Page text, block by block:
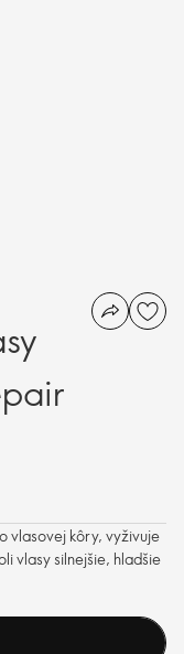
vlasovej kôry, vyživuje
vlasy silnejšie, hladšie